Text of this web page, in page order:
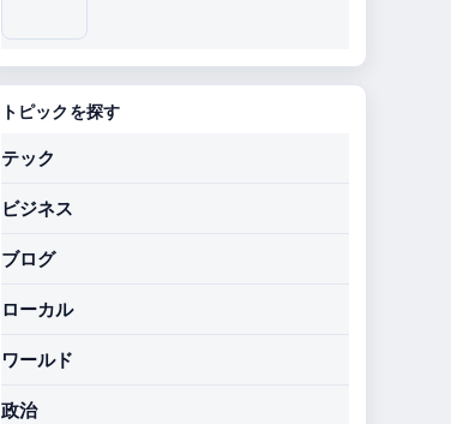
トピックを探す
テック
ビジネス
ブログ
ローカル
ワールド
政治